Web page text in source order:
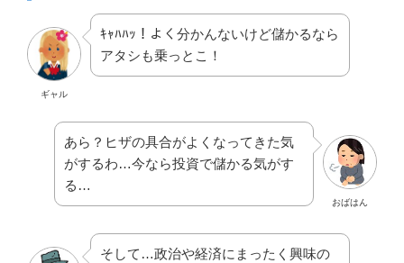
ギャル
ｷｬﾊﾊｯ！よく分かんないけど儲かるなら
アタシも乗っとこ！
おばはん
あら？ヒザの具合がよくなってきた気
がするわ…今なら投資で儲かる気がす
る…
そして…政治や経済にまったく興味の